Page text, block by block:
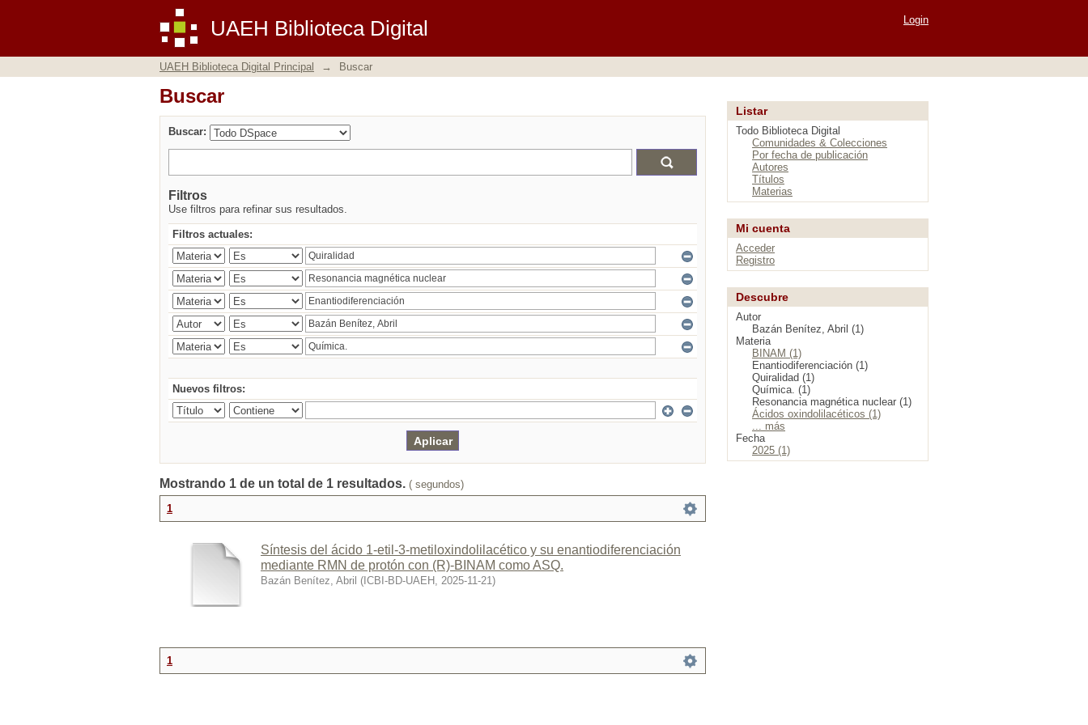
UAEH Biblioteca Digital
Buscar Login
UAEH Biblioteca Digital Principal → Buscar
Buscar
Buscar:
Filtros
Use filtros para refinar sus resultados.
Filtros actuales:
Nuevos filtros:
Mostrando 1 de un total de 1 resultados. ( segundos)
1
Síntesis del ácido 1-etil-3-metiloxindolilacético y su enantiodiferenciación
mediante RMN de protón con (R)-BINAM como ASQ.
Bazán Benítez, Abril ( ICBI-BD-UAEH , 2025-11-21)
1
Listar
Todo Biblioteca Digital
Comunidades & Colecciones
Por fecha de publicación
Autores
Títulos
Materias
Mi cuenta
Acceder
Registro
Descubre
Autor
Bazán Benítez, Abril (1)
Materia
BINAM (1)
Enantiodiferenciación (1)
Quiralidad (1)
Química. (1)
Resonancia magnética nuclear (1)
Ácidos oxindolilacéticos (1)
... más
Fecha
2025 (1)